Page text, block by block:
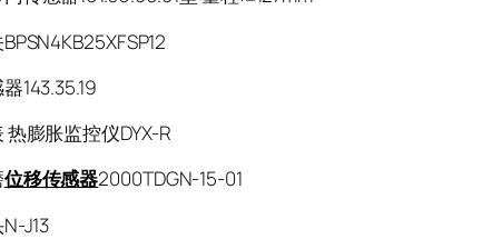
143.35.19
热膨胀监控仪DYX-R
位移传感器2000TDGN-15-01
J13